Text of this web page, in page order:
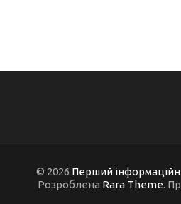
© 2026 Перший
Розроблена Rara Theme.